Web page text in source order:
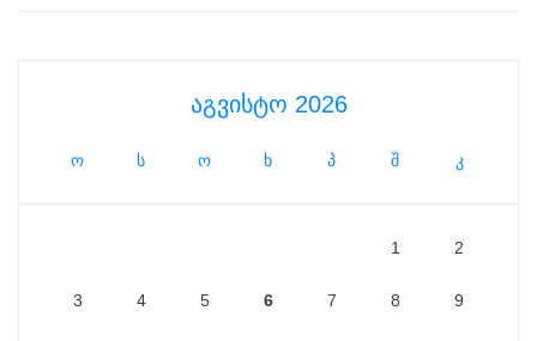
აგვისტო 2026
ო ს ო ხ პ შ კ
1 2
3 4 5 6 7 8 9